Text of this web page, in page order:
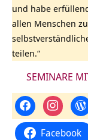
und habe
allen Menschen
teilen.“
SEMINARE
Facebook